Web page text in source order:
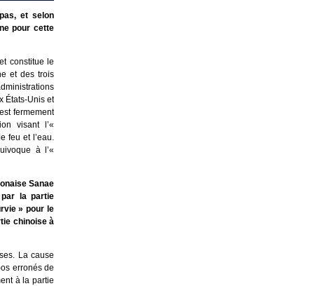
et selon
pour cette
constitue le
et des trois
États-Unis et
fermement
visant l’«
feu et l’eau.
à l’«
Sanae
la partie
» pour le
chinoise à
La cause
erronés de
à la partie